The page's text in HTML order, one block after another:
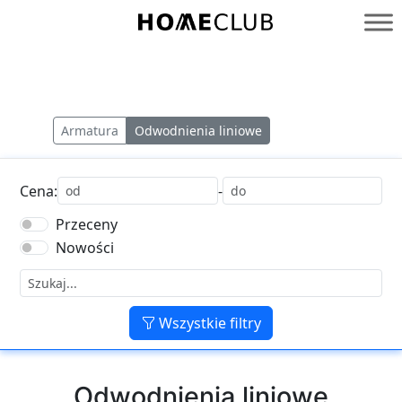
Homeclub
Armatura Odwodnienia liniowe
Cena:
-
Przeceny
Nowości
Wszystkie filtry